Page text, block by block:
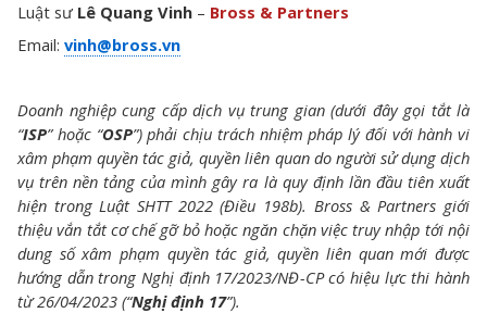
Luật sư Lê Quang Vinh – Bross & Partners
Email: vinh@bross.vn
Doanh nghiệp cung cấp dịch vụ trung gian (dưới đây gọi tắt là
“ISP” hoặc “OSP”) phải chịu trách nhiệm pháp lý đối với hành vi
xâm phạm quyền tác giả, quyền liên quan do người sử dụng dịch
vụ trên nền tảng của mình gây ra là quy định lần đầu tiên xuất
hiện trong Luật SHTT 2022 (Điều 198b). Bross & Partners giới
thiệu vắn tắt cơ chế gỡ bỏ hoặc ngăn chặn việc truy nhập tới nội
dung số xâm phạm quyền tác giả, quyền liên quan mới được
hướng dẫn trong Nghị định 17/2023/NĐ-CP có hiệu lực thi hành
từ 26/04/2023 (“Nghị định 17”).